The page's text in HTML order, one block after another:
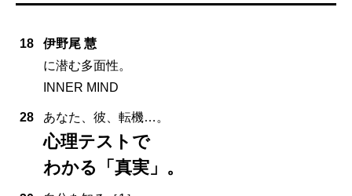
18
伊野尾 慧
に潜む多面性。
INNER MIND
28 あなた、彼、転機…。
心理テストで
わかる「真実」。